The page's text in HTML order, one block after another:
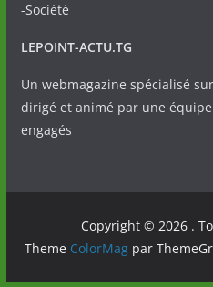
-Société
LEPOINT-ACTU.TG
Un webmagazine spécialisé
dirigé et animé par une
engagés
Copyright © 2026 .
Theme ColorMag par